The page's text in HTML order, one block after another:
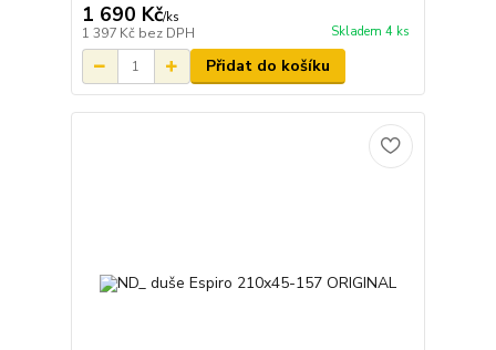
1 690 Kč/ks
1 397 Kč bez DPH Skladem 4 ks
Přidat do košíku